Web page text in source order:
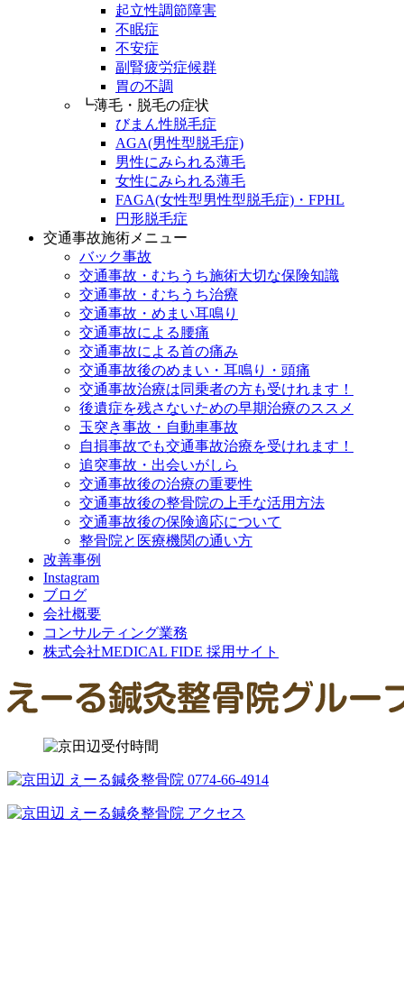
起立性調節障害
不眠症
不安症
副腎疲労症候群
胃の不調
┗薄毛・脱毛の症状
びまん性脱毛症
AGA(男性型脱毛症)
男性にみられる薄毛
女性にみられる薄毛
FAGA(女性型男性型脱毛症)・FPHL
円形脱毛症
交通事故施術メニュー
バック事故
交通事故・むちうち施術大切な保険知識
交通事故・むちうち治療
交通事故・めまい耳鳴り
交通事故による腰痛
交通事故による首の痛み
交通事故後のめまい・耳鳴り・頭痛
交通事故治療は同乗者の方も受けれます！
後遺症を残さないための早期治療のススメ
玉突き事故・自動車事故
自損事故でも交通事故治療を受けれます！
追突事故・出会いがしら
交通事故後の治療の重要性
交通事故後の整骨院の上手な活用方法
交通事故後の保険適応について
整骨院と医療機関の通い方
改善事例
Instagram
ブログ
会社概要
コンサルティング業務
株式会社MEDICAL FIDE 採用サイト